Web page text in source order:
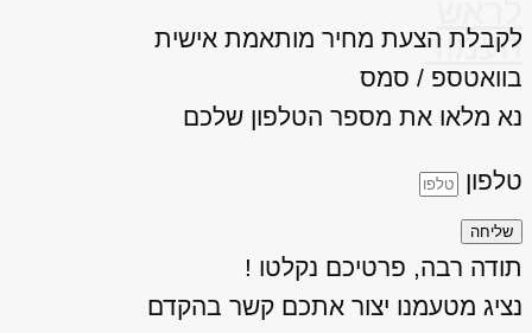
העמוד
לקבלת הצעת מחיר מותאמת אישית
בוואטספ / סמס
נא מלאו את מספר הטלפון שלכם
טלפון
שליחה
תודה רבה, פרטיכם נקלטו !
נציג מטעמנו יצור אתכם קשר בהקדם